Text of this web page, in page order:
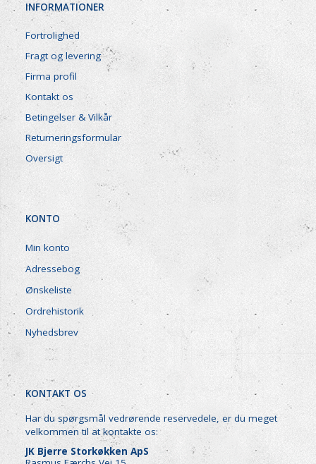
INFORMATIONER
Fortrolighed
Fragt og levering
Firma profil
Kontakt os
Betingelser & Vilkår
Returneringsformular
Oversigt
KONTO
Min konto
Adressebog
Ønskeliste
Ordrehistorik
Nyhedsbrev
KONTAKT OS
Har du spørgsmål vedrørende reservedele, er du meget
velkommen til at kontakte os:
JK Bjerre Storkøkken ApS